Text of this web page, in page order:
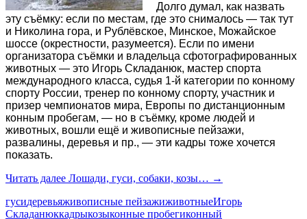
Долго думал, как назвать
эту съёмку: если по местам, где это снималось — так тут
и Николина гора, и Рублёвское, Минское, Можайское
шоссе (окрестности, разумеется). Если по имени
организатора съёмки и владельца сфотографированных
животных — это Игорь Складанюк, мастер спорта
международного класса, судья 1-й категории по конному
спорту России, тренер по конному спорту, участник и
призер чемпионатов мира, Европы по дистанционным
конным пробегам, — но в съёмку, кроме людей и
животных, вошли ещё и живописные пейзажи,
развалины, деревья и пр., — эти кадры тоже хочется
показать.
Читать далее Лошади, гуси, собаки, козы… →
гусидеревьяживописные пейзажиживотныеИгорь
Складанюккадрыкозыконные пробегиконный